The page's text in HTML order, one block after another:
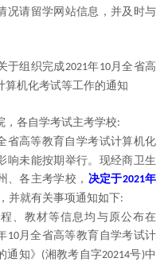
况请留学网站信息，并及时与
于组织完成2021年10月全省高
算机化考试等工作的通知
，各自学考试主考学校:
省高等教育自学考试计算机化
响未能按期举行。现经商卫生
、各主考学校， 决定于2021年
并就有关事项通知如下:
、教材等信息均与原公布在
10月全省高等教育自学考试计
通知》 (湘教考自字20214号)中